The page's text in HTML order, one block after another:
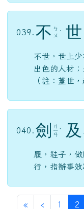
039. 不 ㄅ
ㄨ ˊ 世
不世，世上
出色的人材
（註：蓋世
040. 劍 ㄐ
ㄧ
ㄢ
ˋ 及
履，鞋子，
行，指辦事效
«第一頁
‹ 上一頁
1 2